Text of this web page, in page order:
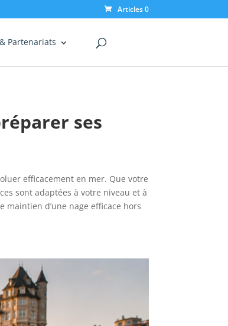
Articles 0
Partenariats
ses
efficacement en mer. Que votre
sont adaptées à votre niveau et à
maintien d’une nage efficace hors